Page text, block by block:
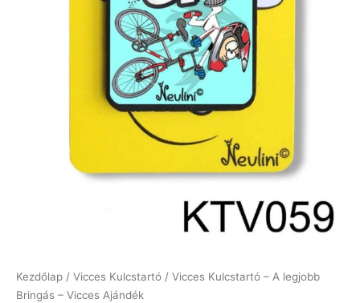
Kezdőlap / Vicces Kulcstartó / Vicces Kulcstartó – A legjobb
Bringás – Vicces Ajándék